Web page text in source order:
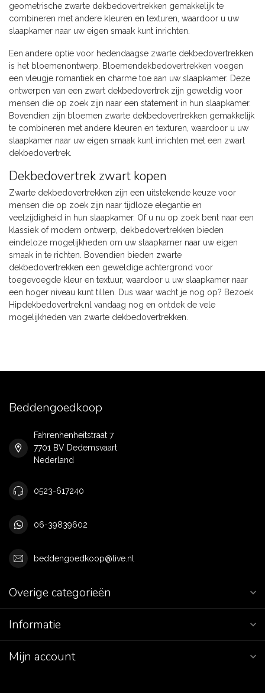
geometrische zwarte dekbedovertrekken gemakkelijk te
combineren met andere kleuren en texturen, waardoor u uw
slaapkamer naar uw eigen smaak kunt inrichten.
Een andere optie voor hedendaagse zwarte dekbedovertrekken
is het bloemenontwerp. Bloemendekbedovertrekken voegen
een vleugje romantiek en charme toe aan uw slaapkamer. Deze
ontwerpen van een zwart dekbedovertrek zijn geweldig voor
mensen die op zoek zijn naar een statement in hun slaapkamer.
Bovendien zijn bloemen zwarte dekbedovertrekken gemakkelijk
te combineren met andere kleuren en texturen, waardoor u uw
slaapkamer naar uw eigen smaak kunt inrichten met een zwart
dekbedovertrek.
Dekbedovertrek zwart kopen
Zwarte dekbedovertrekken zijn een uitstekende keuze voor
mensen die op zoek zijn naar tijdloze elegantie en
veelzijdigheid in hun slaapkamer. Of u nu op zoek bent naar een
klassiek of modern ontwerp, dekbedovertrekken bieden
eindeloze mogelijkheden om uw slaapkamer naar uw eigen
smaak in te richten. Bovendien bieden zwarte
dekbedovertrekken een geweldige achtergrond voor
toegevoegde kleur en textuur, waardoor u uw slaapkamer naar
een hoger niveau kunt tillen. Dus waar wacht je nog op? Bezoek
Hipdekbedovertrek.nl vandaag nog en ontdek de vele
mogelijkheden van zwarte dekbedovertrekken.
Beddengoedkoop
Fahrenhenheitstraat 7
7701 BV Dedemsvaart
Nederland
0523-617240
06-39839602
beddengoedkoop@live.nl
Overige categorieën
Informatie
Mijn account